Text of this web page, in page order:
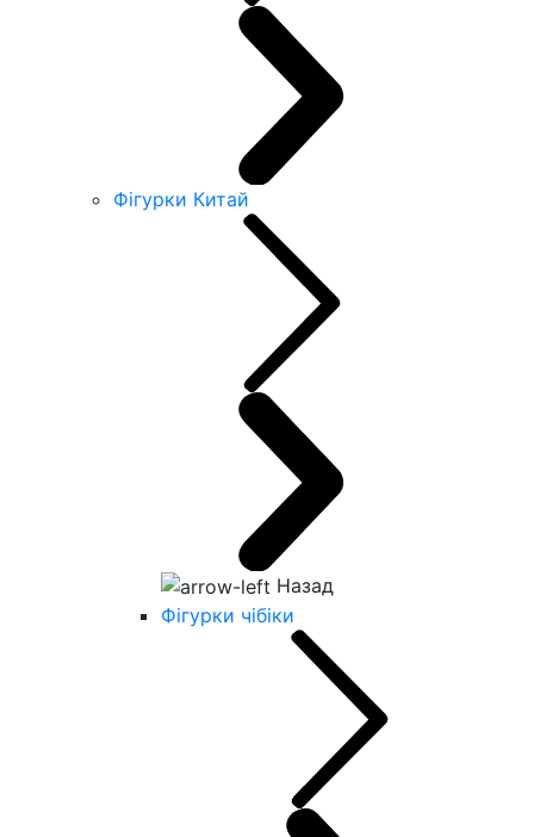
Фігурки Китай
Назад
Фігурки чібіки